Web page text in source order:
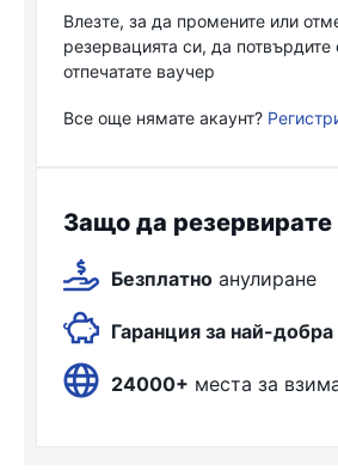
Влезте, за да промените или
резервацията си, да потвърдите
отпечатате ваучер
Все още нямате акаунт?
Защо да резервирате
Безплатно анулиране
Гаранция за най-
24000+ места за